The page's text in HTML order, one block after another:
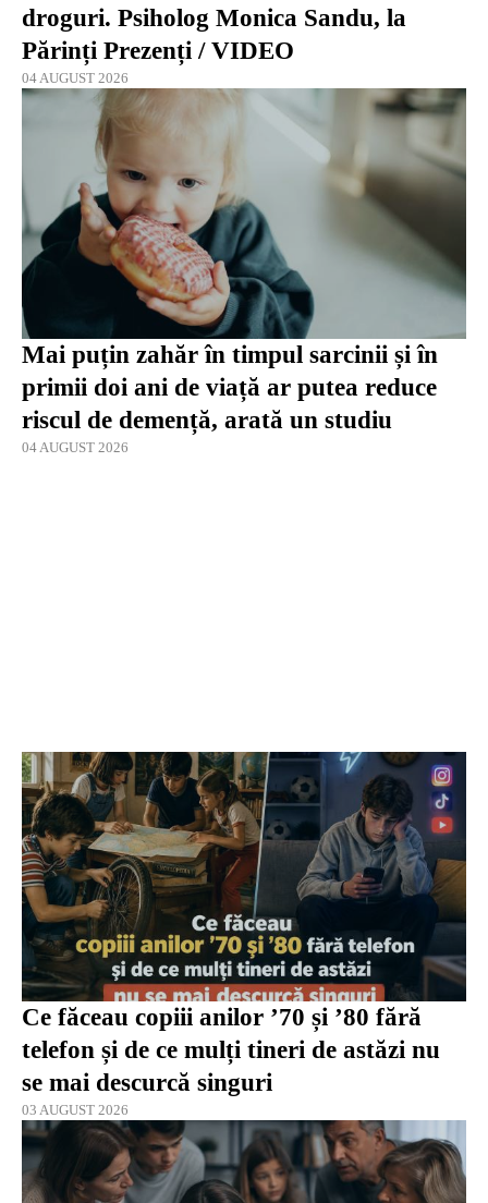
droguri. Psiholog Monica Sandu, la
Părinți Prezenți / VIDEO
04 AUGUST 2026
Mai puțin zahăr în timpul sarcinii și în
primii doi ani de viață ar putea reduce
riscul de demență, arată un studiu
04 AUGUST 2026
Ce făceau copiii anilor ’70 și ’80 fără
telefon și de ce mulți tineri de astăzi nu
se mai descurcă singuri
03 AUGUST 2026